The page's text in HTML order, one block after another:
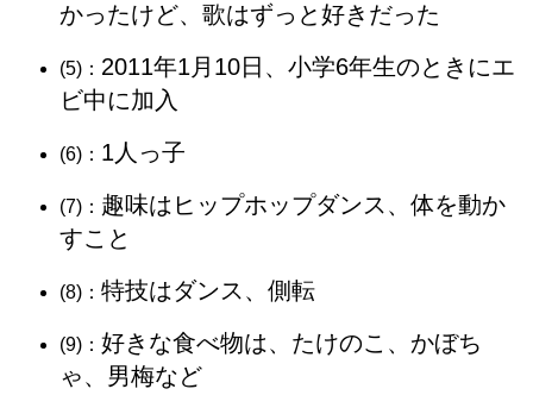
かったけど、歌はずっと好きだった
(5)： 2011年1月10日、小学6年生のときにエ
ビ中に加入
(6)： 1人っ子
(7)： 趣味はヒップホップダンス、体を動か
すこと
(8)： 特技はダンス、側転
(9)： 好きな食べ物は、たけのこ、かぼち
ゃ、男梅など